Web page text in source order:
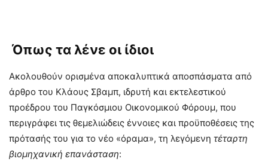
Όπως τα λένε οι ίδιοι
Ακολουθούν ορισμένα αποκαλυπτικά αποσπάσματα από
άρθρο του Κλάους Σβαμπ, ιδρυτή και εκτελεστικού
προέδρου του Παγκόσμιου Οικονομικού Φόρουμ, που
περιγράφει τις θεμελιώδεις έννοιες και προϋποθέσεις της
πρότασής του για το νέο «όραμα», τη λεγόμενη τέταρτη
βιομηχανική επανάσταση: